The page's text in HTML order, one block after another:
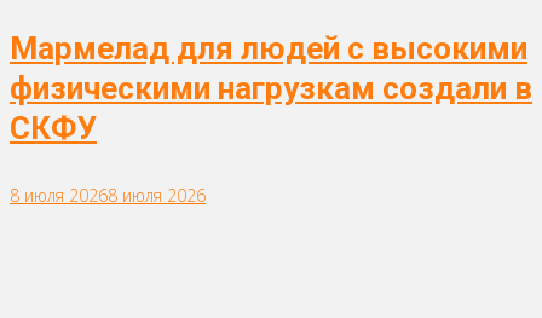
Мармелад для людей с высокими
физическими нагрузкам создали в
СКФУ
8 июля 20268 июля 2026